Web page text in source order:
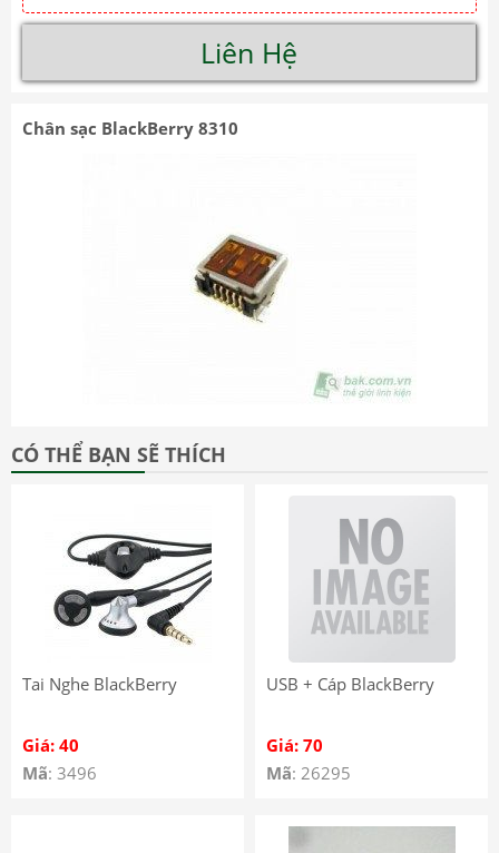
Liên Hệ
Chân sạc BlackBerry 8310
CÓ THỂ BẠN SẼ THÍCH
Tai Nghe BlackBerry
Giá: 40
Mã: 3496
USB + Cáp BlackBerry
Giá: 70
Mã: 26295